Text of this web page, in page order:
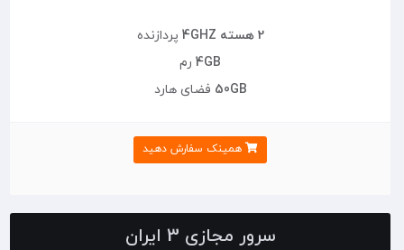
2 هسته 4GHZ
پردازنده
4GB رم
50GB فضای هارد
همینک سفارش دهید
سرور مجازی 3 ایران